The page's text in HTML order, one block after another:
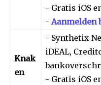
- Gratis iOS
- Aanmelden
Knak
en
- Synthetix
iDEAL,
- Gratis iOS